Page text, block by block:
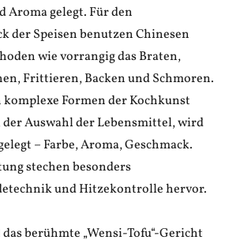
Aroma gelegt. Für den
der Speisen benutzen Chinesen
wie vorrangig das Braten,
Frittieren, Backen und Schmoren.
komplexe Formen der Kochkunst
der Auswahl der Lebensmittel, wird
– Farbe, Aroma, Geschmack.
stechen besonders
und Hitzekontrolle hervor.
berühmte „Wensi-Tofu“-Gericht